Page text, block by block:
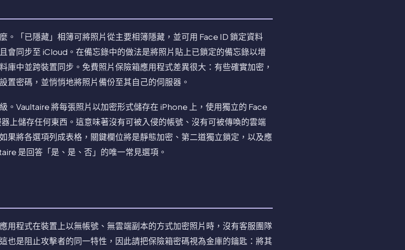
。「已隱藏」相簿可將照片從主要相簿隱藏，並可用 Face ID 鎖定資料
會同步至 iCloud。在備忘錄中的做法是將照片貼上已鎖定的備忘錄以增
庫中並跨裝置同步。免費照片保險箱應用程式差異很大：有些確實加密，
置密碼，並悄悄地將照片備份至其自己的伺服器。
。Vaultaire 將每張照片以加密形式儲存在 iPhone 上，使用獨立的 Face
上儲存任何東西。這意味著沒有可被入侵的帳號、沒有可被傳喚的雲端
果將各選項列成表格，關鍵欄位將是靜態加密、第二道獨立鎖定，以及應
是回答「是、是、否」的唯一常見選項。
用程式在裝置上以無帳號、無雲端副本的方式加密照片時，沒有客服團隊
也是阻止攻擊者的同一特性，因此請把保險箱密碼視為金庫的鑰匙：將其